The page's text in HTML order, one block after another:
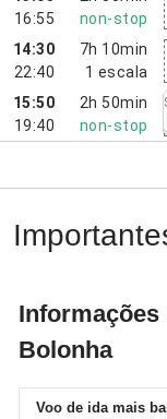
16:55
non-stop
14:30
22:40
7h 10min
1 escala
15:50
19:40
2h 50min
non-stop
Informações
Bolonha
Voo de ida mais